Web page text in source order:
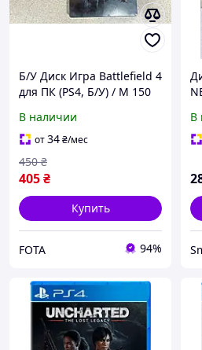
Б/У Диск Игра Battlefield 4
для ПК (PS4, Б/У) / М 150
В наличии
от34₴/мес
405₴
450 ₴
Купить
FOTA 94%
В